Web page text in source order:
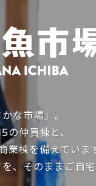
な市場」。
の仲買棟と、
業棟を備えていま
、そのままご自宅